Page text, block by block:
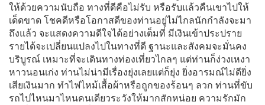
ให้ด้วยความนับถือ ทางที่ดีคือไม่รับ หรือรับแล้วคืนเขาไปให้
เด็ดขาด โชคดีหรือโอกาสดีของท่านอยู่ไม่ไกลนักกำลังจะมา
ถึงแล้ว จะแสดงความดีใจได้อย่างเต็มที่ มีเงินเข้าประปราย
รายได้จะเปลี่ยนแปลงไปในทางที่ดี ฐานะและสังคมจะมั่นคง
บริบูรณ์ เหมาะที่จะเดินทางท่องเที่ยวไกลๆ แต่ท่านก็ง่วงเหงา
หาวนอนเก่ง ท่านไม่น่ามีเรื่องยุ่งเลยแต่ก็ยุ่ง ยิ่งอารมณ์ไม่ดียิ่ง
เสียเงินมาก ทำไฟไหม้เสื้อผ้าหรือถูกของร้อนๆ ลวก ท่านที่ขับ
รถไปไหนมาไหนคนเดียวระวังให้มากสักหน่อย ความรักมัก